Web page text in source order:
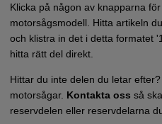
Klicka på någon av knapparna
motorsågsmodell. Hitta artikeln
och klistra in det i detta formatet
hitta rätt del direkt.
Hittar du inte delen du letar
motorsågar. Kontakta oss så
reservdelen eller reservdelarna